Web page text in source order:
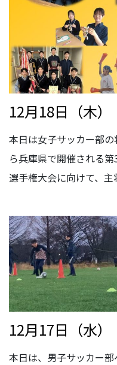
12月18日（木）
本日は女子サッカー部
ら兵庫県で開催される
選手権大会に向けて、主
12月17日（水）
本日は、男子サッカー